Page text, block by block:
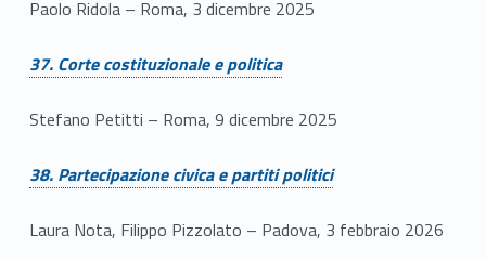
Paolo Ridola – Roma, 3 dicembre 2025
Link identifier #identifier__137432-39
37. Corte costituzionale e politica
Stefano Petitti – Roma, 9 dicembre 2025
Link identifier #identifier__141199-40
38. Partecipazione civica e partiti politici
Laura Nota, Filippo Pizzolato – Padova, 3 febbraio 2026